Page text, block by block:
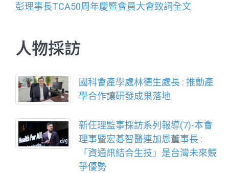
彭理事長TCA50周年慶暨會員大會致詞全文
人物採訪
國科會產學處林德生處長 : 推動產
學合作讓研發成果落地
新任理監事採訪系列報導(7)-本會
理事暨宏碁智醫連加恩董事長 :
「資通訊結合生技」是台灣未來競
爭優勢